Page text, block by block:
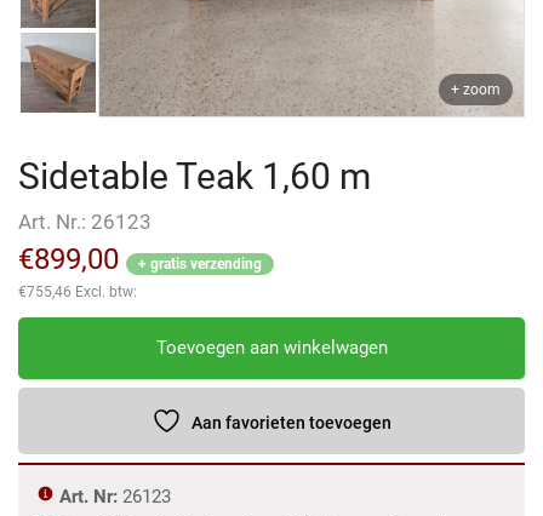
+ zoom
Sidetable Teak 1,60 m
Art. Nr.: 26123
€899,00
+ gratis verzending
€755,46 Excl. btw:
Sidetable
1,60
aantal
Toevoegen aan winkelwagen
Aan favorieten toevoegen
Art. Nr: 26123